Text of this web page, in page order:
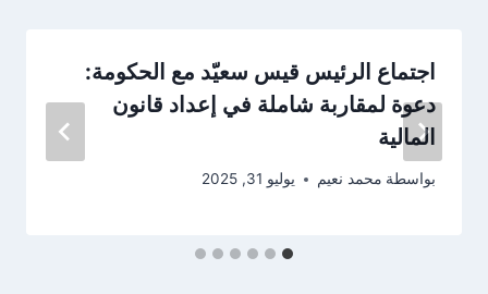
اجتماع الرئيس قيس سعيّد مع الحكومة:
دعوة لمقاربة شاملة في إعداد قانون
المالية
بواسطة محمد نعيم يوليو 31, 2025